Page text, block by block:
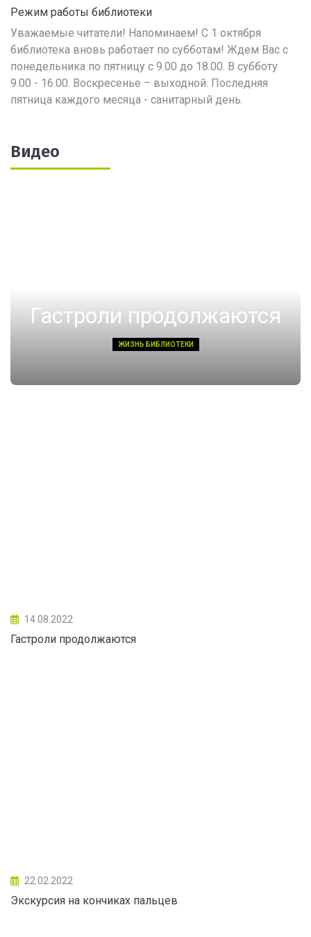
Режим работы библиотеки
Уважаемые читатели! Напоминаем! С 1 октября
библиотека вновь работает по субботам! Ждем Вас с
понедельника по пятницу с 9.00 до 18.00. В субботу
9.00 - 16.00. Воскресенье – выходной. Последняя
пятница каждого месяца - санитарный день.
Видео
Гастроли продолжаются
ЖИЗНЬ БИБЛИОТЕКИ
14.08.2022
Гастроли продолжаются
22.02.2022
Экскурсия на кончиках пальцев